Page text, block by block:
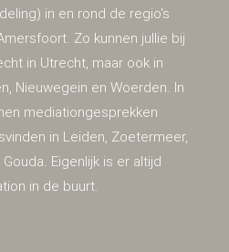
in en rond de regio's
. Zo kunnen jullie bij
in Utrecht, maar ook in
Nieuwegein en Woerden . In
mediationgesprekken
in Leiden Zoetermeer,
Gouda . Eigenlijk is er altijd
in de buurt.